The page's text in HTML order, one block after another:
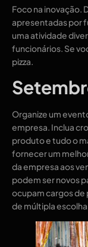
Foco na inovação.
apresentadas por
uma atividade
funcionários. Se
pizza.
Organize um
empresa. Inclua
produto e tudo o
fornecer um
da empresa aos
podem ser novos
ocupam cargos de
de múltipla